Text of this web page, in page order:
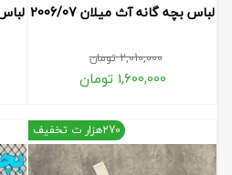
لباس بچه گانه آث میلان 2006/07
2,010,000تومان
1,600,000 تومان
270هزار ت تخفیف